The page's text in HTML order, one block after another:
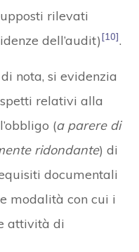
rilevati
dell’audit)[10].
nota, si evidenzia
relativi alla
(a parere di
ridondante) di
documentali
modalità con cui i
attività di